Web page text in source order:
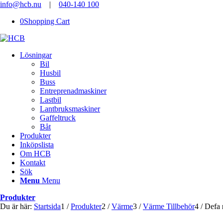
info@hcb.nu | 040-140 100
0Shopping Cart
Lösningar
Bil
Husbil
Buss
Entreprenadmaskiner
Lastbil
Lantbruksmaskiner
Gaffeltruck
Båt
Produkter
Inköpslista
Om HCB
Kontakt
Sök
Menu Menu
Produkter
Du är här: Startsida1 / Produkter2 / Värme3 / Värme Tillbehör4 / Defa